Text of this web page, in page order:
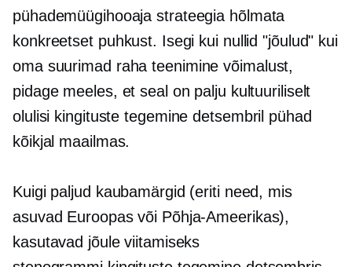
pühademüügihooaja strateegia hõlmata
konkreetset puhkust. Isegi kui nullid "jõulud" kui
oma suurimad raha teenimine võimalust,
pidage meeles, et seal on palju kultuuriliselt
olulisi kingituste tegemine detsembril pühad
kõikjal maailmas.
Kuigi paljud kaubamärgid (eriti need, mis
asuvad Euroopas või Põhja-Ameerikas),
kasutavad jõule viitamiseks